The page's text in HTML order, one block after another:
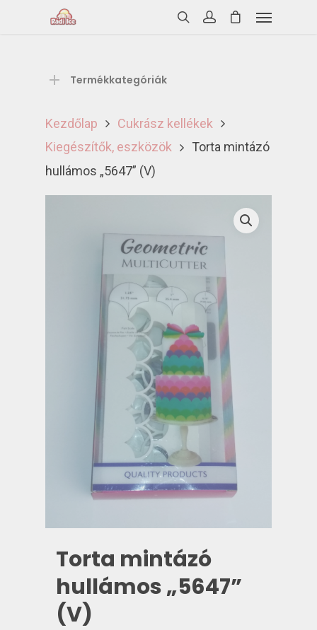
Termékkategóriák
Kezdőlap
Cukrász kellékek
Kiegészítők, eszközök
Torta mintázó
hullámos „5647” (V)
Torta mintázó
hullámos „5647”
(V)